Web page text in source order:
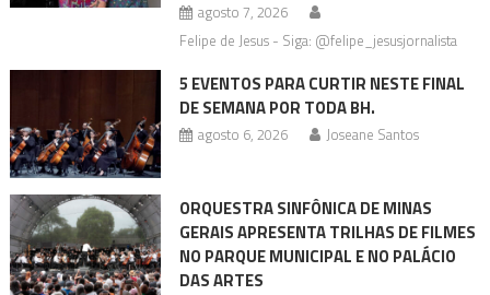
agosto 7, 2026
Felipe de Jesus - Siga: @felipe_jesusjornalista
5 EVENTOS PARA CURTIR NESTE FINAL
DE SEMANA POR TODA BH.
agosto 6, 2026 Joseane Santos
ORQUESTRA SINFÔNICA DE MINAS
GERAIS APRESENTA TRILHAS DE FILMES
NO PARQUE MUNICIPAL E NO PALÁCIO
DAS ARTES